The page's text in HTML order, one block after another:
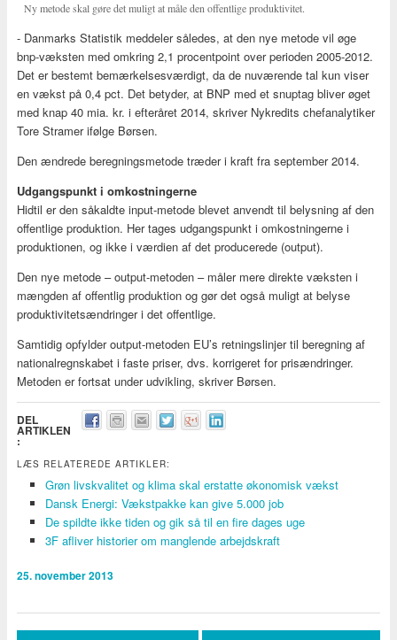
Ny metode skal gøre det muligt at måle den offentlige produktivitet.
- Danmarks Statistik meddeler således, at den nye metode vil øge
bnp-væksten med omkring 2,1 procentpoint over perioden 2005-2012.
Det er bestemt bemærkelsesværdigt, da de nuværende tal kun viser
en vækst på 0,4 pct. Det betyder, at BNP med et snuptag bliver øget
med knap 40 mia. kr. i efteråret 2014, skriver Nykredits chefanalytiker
Tore Stramer ifølge Børsen.
Den ændrede beregningsmetode træder i kraft fra september 2014.
Udgangspunkt i omkostningerne
Hidtil er den såkaldte input-metode blevet anvendt til belysning af den
offentlige produktion. Her tages udgangspunkt i omkostningerne i
produktionen, og ikke i værdien af det producerede (output).
Den nye metode – output-metoden – måler mere direkte væksten i
mængden af offentlig produktion og gør det også muligt at belyse
produktivitetsændringer i det offentlige.
Samtidig opfylder output-metoden EU’s retningslinjer til beregning af
nationalregnskabet i faste priser, dvs. korrigeret for prisændringer.
Metoden er fortsat under udvikling, skriver Børsen.
DEL
ARTIKLEN
:
LÆS RELATEREDE ARTIKLER:
Grøn livskvalitet og klima skal erstatte økonomisk vækst
Dansk Energi: Vækstpakke kan give 5.000 job
De spildte ikke tiden og gik så til en fire dages uge
3F afliver historier om manglende arbejdskraft
25. november 2013